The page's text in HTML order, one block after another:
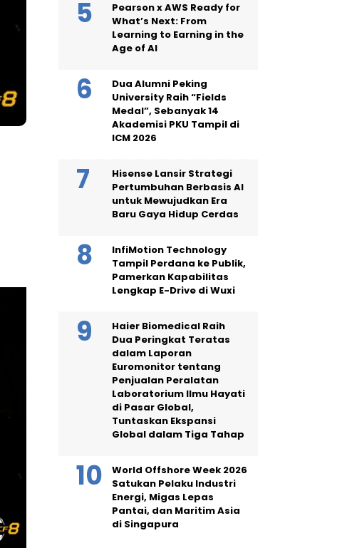
Pearson x AWS Ready for
What’s Next: From
Learning to Earning in the
Age of AI
Dua Alumni Peking
University Raih “Fields
Medal”, Sebanyak 14
Akademisi PKU Tampil di
ICM 2026
Hisense Lansir Strategi
Pertumbuhan Berbasis AI
untuk Mewujudkan Era
Baru Gaya Hidup Cerdas
InfiMotion Technology
Tampil Perdana ke Publik,
Pamerkan Kapabilitas
Lengkap E-Drive di Wuxi
Haier Biomedical Raih
Dua Peringkat Teratas
dalam Laporan
Euromonitor tentang
Penjualan Peralatan
Laboratorium Ilmu Hayati
di Pasar Global,
Tuntaskan Ekspansi
Global dalam Tiga Tahap
World Offshore Week 2026
Satukan Pelaku Industri
Energi, Migas Lepas
Pantai, dan Maritim Asia
di Singapura